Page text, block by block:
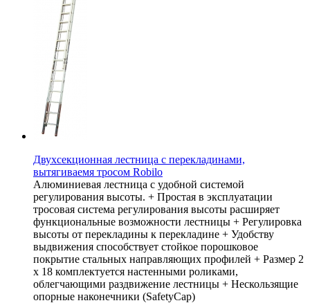
Двухсекционная лестница с перекладинами,
вытягиваемя тросом Robilo
Алюминиевая лестница с удобной системой
регулирования высоты. + Простая в эксплуатации
тросовая система регулирования высоты расширяет
функциональные возможности лестницы + Регулировка
высоты от перекладины к перекладине + Удобству
выдвижения способствует стойкое порошковое
покрытие стальных направляющих профилей + Размер 2
x 18 комплектуется настенными роликами,
облегчающими раздвижение лестницы + Нескользящие
опорные наконечники (SafetyCap)